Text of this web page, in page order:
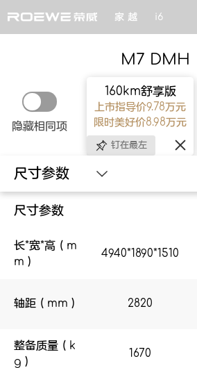
家 越 i6
M7 DMH
隐藏相同项
尺寸参数
尺寸参数
荣耀明珠美学
慕斯舒享空间
AI瞬控底盘
尺寸参数
长*宽*高（m
m）
4940*1890*1510
轴距（mm） 2820
整备质量（k
g）
1670
160km舒享版
上市指导价9.78万元
限时美好价8.98万元
钉在最左
4940*1890*1510
2820
1670